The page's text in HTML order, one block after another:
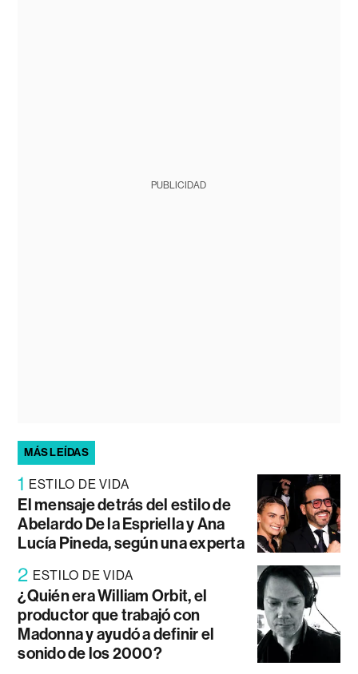
PUBLICIDAD
MÁS LEÍDAS
1 ESTILO DE VIDA
El mensaje detrás del estilo de
Abelardo De la Espriella y Ana
Lucía Pineda, según una experta
2 ESTILO DE VIDA
¿Quién era William Orbit, el
productor que trabajó con
Madonna y ayudó a definir el
sonido de los 2000?